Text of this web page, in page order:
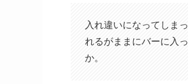
入れ違いになってしま
れるがままにバーに入
か。